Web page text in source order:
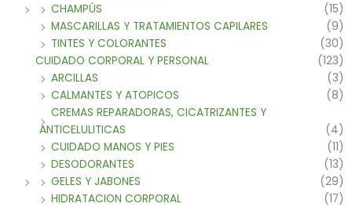
CHAMPÚS
(15)
MASCARILLAS Y TRATAMIENTOS CAPILARES
(9)
TINTES Y COLORANTES
(30)
CUIDADO CORPORAL Y PERSONAL
(123)
ARCILLAS
(3)
CALMANTES Y ATOPICOS
(8)
CREMAS REPARADORAS, CICATRIZANTES Y
ANTICELULITICAS
(4)
CUIDADO MANOS Y PIES
(11)
DESODORANTES
(13)
GELES Y JABONES
(29)
HIDRATACION CORPORAL
(17)